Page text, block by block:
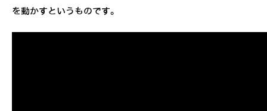
を動かすというものです。